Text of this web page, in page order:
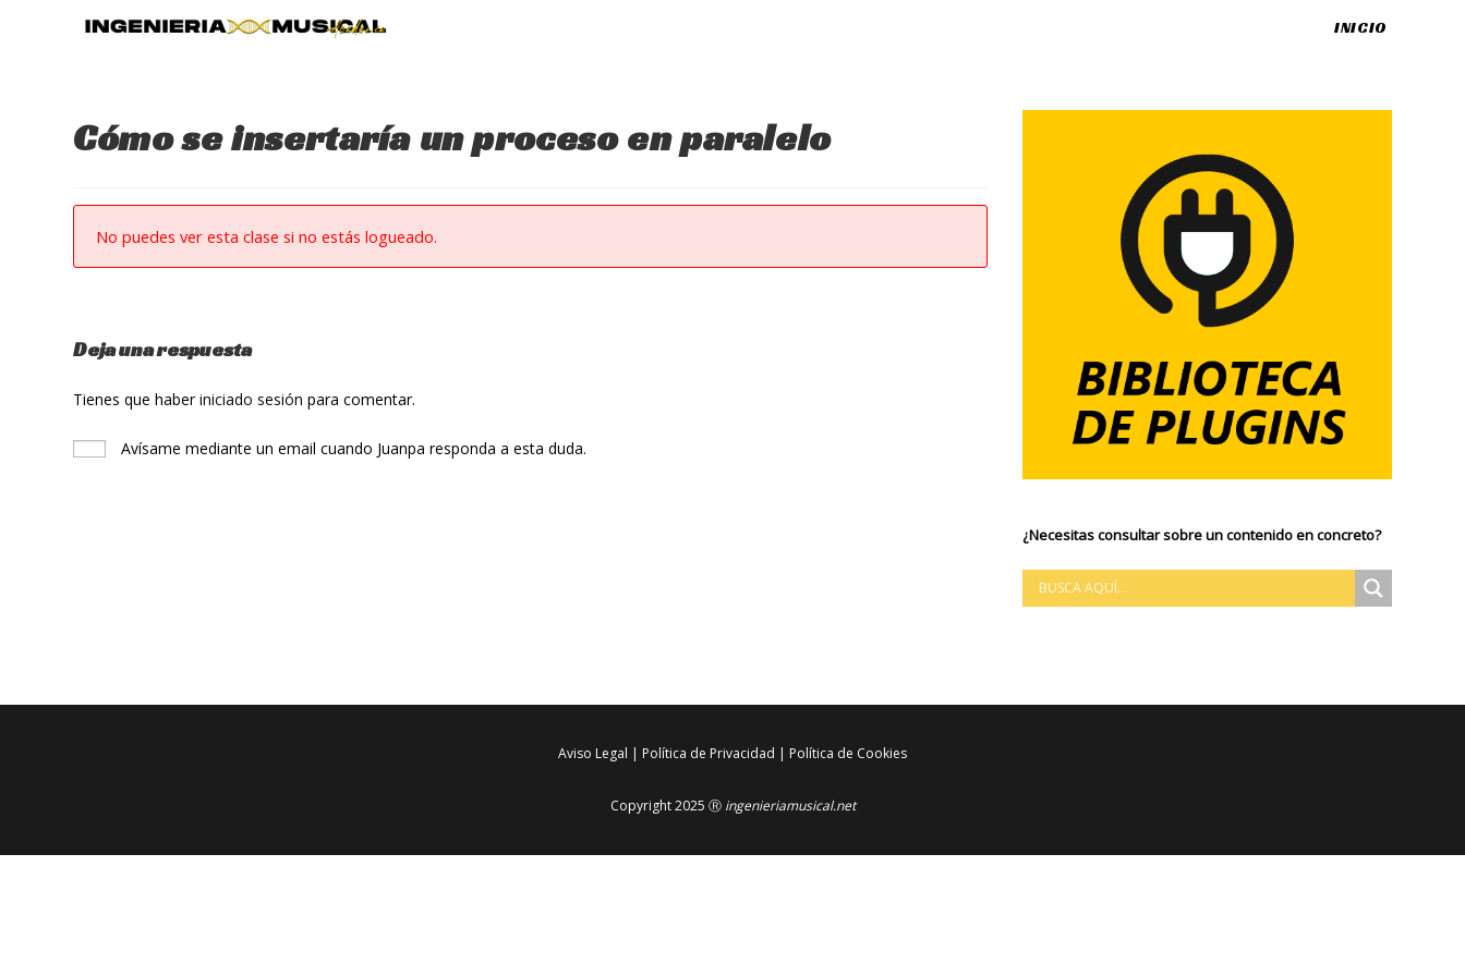
INICIO
Cómo se insertaría un proceso en paralelo
No puedes ver esta clase si no estás logueado.
Deja una respuesta
Tienes que haberiniciado sesión para comentar.
Avísame mediante un email cuando Juanpa responda a esta duda.
¿Necesitas consultar sobre un contenido en concreto?
Aviso Legal | Política de Privacidad | Política de Cookies
Copyright 2025 Ⓡ ingenieriamusical.net